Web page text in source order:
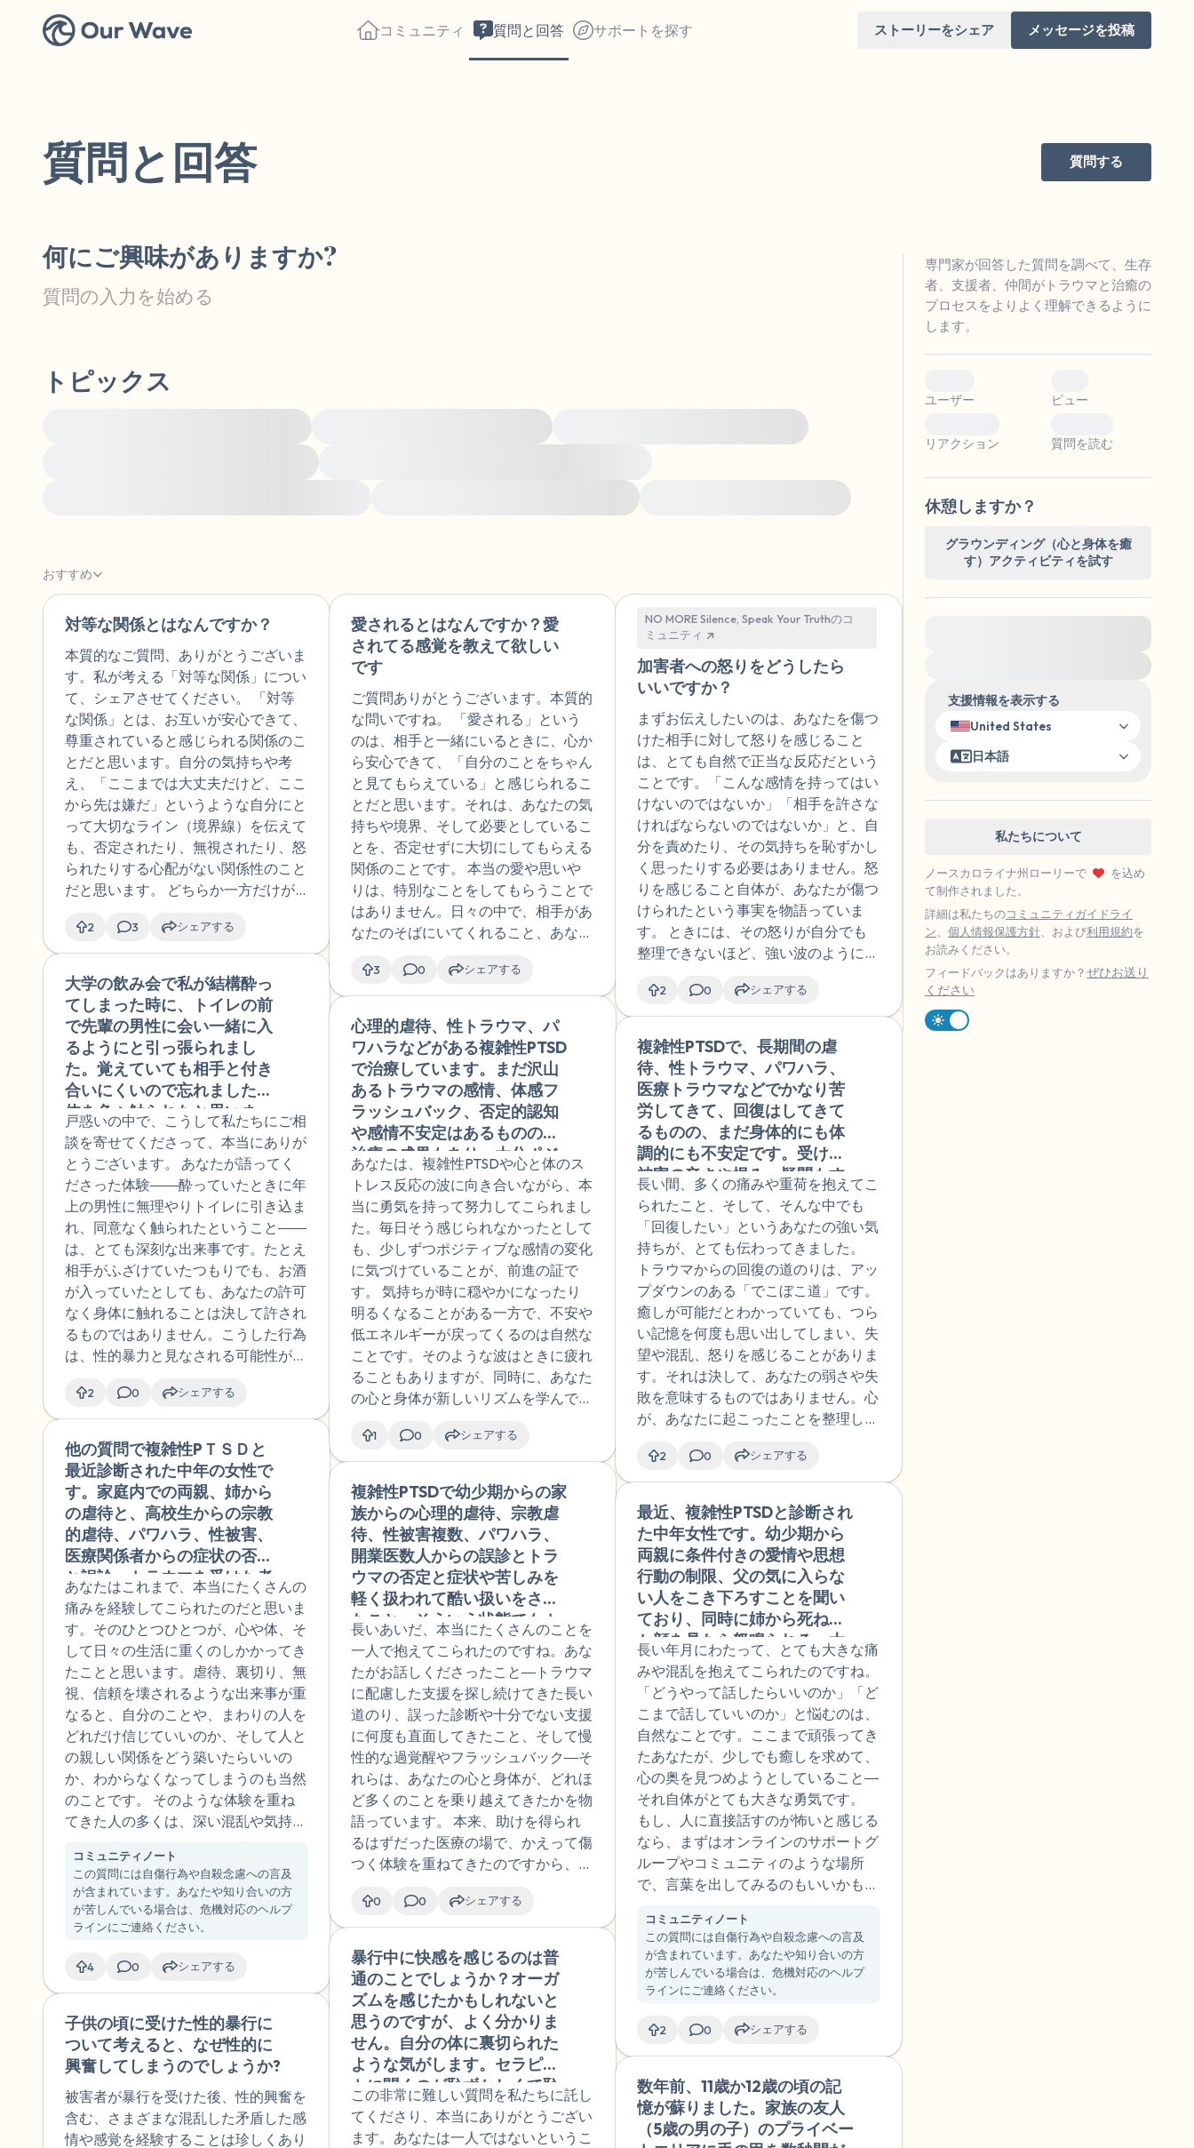
コミュニティ 質問と回答 サポートを探す ストーリーをシェア メッセージを投稿
質問と回答 質問する
何にご興味がありますか?
トピックス
おすすめ
対等な関係とはなんですか？
本質的なご質問、ありがとうございま
す。私が考える「対等な関係」につい
て、シェアさせてください。 「対等
な関係」とは、お互いが安心できて、
尊重されていると感じられる関係のこ
とだと思います。自分の気持ちや考
え、「ここまでは大丈夫だけど、ここ
から先は嫌だ」というような自分にと
って大切なライン（境界線）を伝えて
も、否定されたり、無視されたり、怒
られたりする心配がない関係性のこと
だと思います。 どちらか一方だけが
く、二人の意見が同じくらい大切に扱
われます。もし意見が合わないことが
あっても、相手の話に耳を傾け、お互
いの気持ちを大事にしながら、二人に
とって良い方法を一緒に探していきま
す。
2 3 シェアする
大学の飲み会で私が結構酔っ
てしまった時に、トイレの前
で先輩の男性に会い一緒に入
るようにと引っ張られまし
た。覚えていても相手と付き
合いにくいので忘れましたが
体を色々触られたと思いま
す。ふざけていたのだと思う
のですが、あの時[名前]先輩
が来てちゃかさなかったらど
うなっていたのかと何度も考
えてしまいます。[地名]のそ
の店の前を通るのは避けてい
ます。私に起きたことは性暴
力で、トラウマになってるの
でしょうか。私はどうしたら
よいのでしょうか。
戸惑いの中で、こうして私たちにご相
談を寄せてくださって、本当にありが
とうございます。 あなたが語ってく
ださった体験――酔っていたときに年
上の男性に無理やりトイレに引き込ま
れ、同意なく触られたということ――
は、とても深刻な出来事です。たとえ
相手がふざけていたつもりでも、お酒
が入っていたとしても、あなたの許可
なく身体に触れることは決して許され
るものではありません。こうした行為
は、性的暴力と見なされる可能性があ
の？」「トラウマなの？」と判断を急
ぐよりも、まずはご自身がどのように
感じたのかを、安心して話せる人に話
してみることをおすすめします。とく
に、相手が身近な人だった場合には、
「相手との関係」を優先してしまい、
自分の気持ちを後回しにしがちです。
あなたの気持ちを大切に受けとめてく
れる人との対話が、これからの大切な
支えになるはずです。
2 0 シェアする
他の質問で複雑性PＴＳＤと
最近診断された中年の女性で
す。家庭内での両親、姉から
の虐待と、高校生からの宗教
的虐待、パワハラ、性被害、
医療関係者からの症状の否定
と誤診、トラウマを受けた者
です。先ほど、性被害（レイ
プ2回、執拗な痴漢被害、4歳
の時の性被害未遂、露出狂に
おいけられたこと）を書きま
したが、他にも性的な経験が
ありました。4歳のころに自
慰をしていて、悪いと怒られ
炎症を起こしていたので病院
で診察されて、怖い、悪くて
隠さないといけないこと、で
も気持ちいいこと学習しまし
た。また、小学校5年の時に隣
の遊具の前で立っている友人
のスカートをこっそり挙げて
下着を見ている男性をみまし
た。友人は気づいておらず声
をあげられませんでしたが恐
怖とヘンな興奮を感じまし
を持ったらネグレクトされて
いたし妻子は捨てるはずだか
ら結婚してと言われたり、仲
良く尊敬しているが彼女のい
る先輩とそういう雰囲気にな
って初めての体の関係をもっ
あなたはこれまで、本当にたくさんの
痛みを経験してこられたのだと思いま
す。そのひとつひとつが、心や体、そ
して日々の生活に重くのしかかってき
たことと思います。虐待、裏切り、無
視、信頼を壊されるような出来事が重
なると、自分のことや、まわりの人を
どれだけ信じていいのか、そして人と
の親しい関係をどう築いたらいいの
か、わからなくなってしまうのも当然
のことです。 そのような体験を重ね
てきた人の多くは、深い混乱や気持ち
に悩まされることがあります。「自分
の過去の性的な経験や、いくつものト
ラウマが、本当にそんなに悪いことだ
ったのだろうか」と疑ってしまった
か」と感じることもあるかもしれませ
ん。それほどまでに苦しいと感じるこ
とそのものが、あなたがどれほど深
く、長い間、傷ついてきたかを物語っ
ています。
コミュニティノート
この質問には自傷行為や自殺念慮への言及
が含まれています。あなたや知り合いの方
が苦しんでいる場合は、危機対応のヘルプ
ラインにご連絡ください。
4 0 シェアする
子供の頃に受けた性的暴行に
ついて考えると、なぜ性的に
興奮してしまうのでしょうか?
被害者が暴行を受けた後、性的興奮を
含む、さまざまな混乱した矛盾した感
情や感覚を経験することは珍しくあり
愛されるとはなんですか？愛
されてる感覚を教えて欲しい
です
ご質問ありがとうございます。本質的
な問いですね。 「愛される」という
のは、相手と一緒にいるときに、心か
ら安心できて、「自分のことをちゃん
と見てもらえている」と感じられるこ
とだと思います。それは、あなたの気
持ちや境界、そして必要としているこ
とを、否定せずに大切にしてもらえる
関係のことです。 本当の愛や思いや
りは、特別なことをしてもらうことで
はありません。日々の中で、相手があ
なたのそばにいてくれること、あなた
んな小さな積み重ねにあります。 愛
は、あなたが不安を打ち明けるとき
に、相手がじっくり耳を傾けてくれる
ことかもしれません。つらいときに、
優しい言葉をかけて励ましてくれるこ
とかもしれません。そして、あなたが
自分らしくいられる場所をつくってく
れることなのだと思います。
3 0 シェアする
心理的虐待、性トラウマ、パ
ワハラなどがある複雑性PTSD
で治療しています。まだ沢山
あるトラウマの感情、体感フ
ラッシュバック、否定的認知
や感情不安定はあるものの、
治療の成果もあり、大分ポジ
ティブな感情や感覚を感じる
ことができるようになってき
ました。過覚醒と低覚醒の変
動が一日の中であり、睡眠が
6時間以上とるのが難しい、
また鬱で体力的にもかなり低
下しており、まだ感情的にも
不安定ではありますが、家の
中やたまに少しの時間の外出
時にできるオススメやリラッ
クスの仕方、ポジティブな感
情や体感などを取り戻してい
く方法でオススメのものがあ
ことがあれば教えて頂けると
嬉しいです。もちろん、主治
医とは相談しながら、服薬調
整はこまめにしながら行うつ
もりです。
あなたは、複雑性PTSDや心と体のス
トレス反応の波に向き合いながら、本
当に勇気を持って努力してこられまし
た。毎日そう感じられなかったとして
も、少しずつポジティブな感情の変化
に気づけていることが、前進の証で
す。 気持ちが時に穏やかになったり
明るくなることがある一方で、不安や
低エネルギーが戻ってくるのは自然な
ことです。そのような波はときに疲れ
ることもありますが、同時に、あなた
の心と身体が新しいリズムを学んでい
緊張をほぐし、安心感を感じやすくす
るに、今この瞬間に「自分は安全だ」
と身体に思い出させる、小さな工夫が
役立ちます。たとえば：
1 0 シェアする
複雑性PTSDで幼少期からの家
族からの心理的虐待、宗教虐
待、性被害複数、パワハラ、
開業医数人からの誤診とトラ
ウマの否定と症状や苦しみを
軽く扱われて酷い扱いをされ
たこと、そういう状態でもカ
ウンセラーからも心理教育や
安定化をされずにトラウマ身
体的アプローチをされた医療
トラウマ、再トラウマ化の経
験があります。なので最近ま
でまともに治療が開けられま
せんでした。どんどん体調が
悪くなり、仕事も続けられな
り離職しました。今の外部の
カウンセラーや主治医とは信
頼関係があり、病院もあって
いますが、事情があって主治
医の交代、病院の交代の可能
ものの、高速解離、過覚醒、
人前では崩れにくい高機能高
内省というところがありま
す。また実行はしませんが慢
性の希死念慮は小さい時から
あり、症状が酷い時は死にた
くなることもあります。離別
もこの数ヶ月間に重なってい
て、体調も悪かったので、こ
長いあいだ、本当にたくさんのことを
一人で抱えてこられたのですね。あな
たがお話しくださったこと―トラウマ
に配慮した支援を探し続けてきた長い
道のり、誤った診断や十分でない支援
に何度も直面してきたこと、そして慢
性的な過覚醒やフラッシュバック―そ
れらは、あなたの心と身体が、どれほ
ど多くのことを乗り越えてきたかを物
語っています。 本来、助けを得られ
るはずだった医療の場で、かえって傷
つく体験を重ねてきたのですから、新
警戒心を抱いたりするのは、とても自
然なことです。大学病院などの大きな
医療機関には、トラウマ関連の複雑な
状態に特化した診療科や、研究に基づ
いたアプローチを行っているチームが
ある場合もあります。そこでは、複雑
性PTSDやその背景を理解している心
理職や精神科医が関わることもありま
す。
0 0 シェアする
暴行中に快感を感じるのは普
通のことでしょうか？オーガ
ズムを感じたかもしれないと
思うのですが、よく分かりま
せん。自分の体に裏切られた
ような気がします。セラピス
トに聞くのが恥ずかしくて恥
ずかしいのです。
この非常に難しい質問を私たちに託し
てくださり、本当にありがとうござい
ます。あなたは一人ではないというこ
NO MORE Silence, Speak Your Truthのコ
ミュニティ
加害者への怒りをどうしたら
いいですか？
まずお伝えしたいのは、あなたを傷つ
けた相手に対して怒りを感じること
は、とても自然で正当な反応だという
ことです。「こんな感情を持ってはい
けないのではないか」「相手を許さな
ければならないのではないか」と、自
分を責めたり、その気持ちを恥ずかし
く思ったりする必要はありません。怒
りを感じること自体が、あなたが傷つ
けられたという事実を物語っていま
す。 ときには、その怒りが自分でも
整理できないほど、強い波のように押
ん。怒りは、不正や理不尽さに直面し
たときに生まれる、ごく自然な反応で
す。特に、あなたの大切な境界線や尊
厳が踏みにじられたときには、強く感
じられて当然です。その怒りに気づい
ているあなたは、自分の感情を感じ取
り、大切にしようとしているというこ
とでもあります。あなたの感情は、あ
なたを守ろうとして生まれたもので
す。そのことを、どうか忘れないでく
ださい。
2 0 シェアする
複雑性PTSDで、長期間の虐
待、性トラウマ、パワハラ、
医療トラウマなどでかなり苦
労してきて、回復はしてきて
るものの、まだ身体的にも体
調的にも不安定です。受けた
被害の辛さや恨み、疑問もす
ごく溜まっています。けれ
ど、回復したいし、少しずつ
ほどいていってくれる主治医
やカウンセラーの言葉や助
言、治療をしっかりと受け取
りたいです。色々と話をした
り、勉強したり、ここで質問
の回答をいただいたりして、
トラウマの構造や自身の問題
点、課題にも気づき始めてお
り、主治医やカウンセラーの
言葉に対して後になってきづ
きを得ることも多いですが、
被害に入り込んで感情的に反
論してしまうことも多いで
す。まずは体調をもう少し整
えること、焦らないことが大
切とはわかっていますが、ど
うやっていったら、自身の被
害にとらわれ過ぎず、少しず
つでも治療を受け止めて進ん
でいけるでしょうか。今はす
ぐ受け止められなくて道調べ
になることもあるとも思いま
す。でも、助言や治療をうけ
て再受傷しないように配慮し
て対応してもらっていても自
身で被害的にうけとめて自分
で再トラウマ化をしているよ
うにも思います。その連鎖を
とめるためにもアドバイスが
ば、溜まり過ぎている悲しみ
や恨みなどはチャットや電話
相談なども利用して、なるべ
く解消するというのもありで
長い間、多くの痛みや重荷を抱えてこ
られたこと、そして、そんな中でも
「回復したい」というあなたの強い気
持ちが、とても伝わってきました。
トラウマからの回復の道のりは、アッ
プダウンのある「でこぼこ道」です。
癒しが可能だとわかっていても、つら
い記憶を何度も思い出してしまい、失
望や混乱、怒りを感じることがありま
す。それは決して、あなたの弱さや失
敗を意味するものではありません。心
が、あなたに起こったことを整理しよ
す。たとえ「同じところで立ち止まっ
ている」ように感じても、それは回復
の途中で起こることです。
2 0 シェアする
最近、複雑性PTSDと診断され
た中年女性です。幼少期から
両親に条件付きの愛情や思想
行動の制限、父の気に入らな
い人をこき下ろすことを聞い
ており、同時に姉から死ねと
か顔を見たら怒鳴られる、大
人になっても仲良くなったと
思ってもゾンビと呼ばれるな
どの仕打ちを受け（18歳まで
は二間の半分カーテンは引け
る同じ部屋）、小学校後半か
ら中学校は学校内で孤立、支
援職で仕事が出来なくて孤立
した挙句転職を繰り返し、パ
ワハラも3回は受けています。
性被害も幼少期から複数回う
けており、結婚して家を離れ
てからフラッシュバックや希
死念慮、否定的認知を始めす
る症状が強くなり、酷い時は
夜間は泣いて1～4時間は眠れ
ない、一人の時はずっと不安
定で涙をする状態が18年位続
いています。10年前に症状と
なんか無いと言われたり、ト
ラウマはあるだろうけど心理
教育や説明もされず適当に治
長い年月にわたって、とても大きな痛
みや混乱を抱えてこられたのですね。
「どうやって話したらいいのか」「ど
こまで話していいのか」と悩むのは、
自然なことです。ここまで頑張ってき
たあなたが、少しでも癒しを求めて、
心の奥を見つめようとしていること―
それ自体がとても大きな勇気です。
もし、人に直接話すのが怖いと感じる
なら、まずはオンラインのサポートグ
ループやコミュニティのような場所
で、言葉を出してみるのもいいかもし
コミュニティスペースでは、あなたの
ストーリーや質問をいつでも歓迎して
います。そういう場所では、自分のペ
ースで話せますし、同じような経験を
添ってくれることがあります。話すこ
とで、少しずつ「ひとりじゃない」と
感じられることもあると思います。
コミュニティノート
この質問には自傷行為や自殺念慮への言及
が含まれています。あなたや知り合いの方
が苦しんでいる場合は、危機対応のヘルプ
ラインにご連絡ください。
2 0 シェアする
数年前、11歳か12歳の頃の記
憶が蘇りました。家族の友人
（5歳の男の子）のプライベー
専門家が回答した質問を調べて、生存
者、支援者、仲間がトラウマと治癒の
プロセスをよりよく理解できるように
します。
ユーザー ビュー
リアクション 質問を読む
休憩しますか？
グラウンディング（心と身体を癒
す）アクティビティを試す
支援情報を表示する
United States
日本語
私たちについて
ノースカロライナ州ローリーで
を込め
て制作されました。
詳細は私たちのコミュニティガイドライ
ン
個人情報保護方針 、および利用規約を
お読みください。
フィードバックはありますか？ぜひお送り
ください
え）。さあ、目を開けて周りを見回してください。以下のことを声に出
見えるもの5つ（部屋の中と窓の外を見ることができます）
自分の好きなところ1つ。